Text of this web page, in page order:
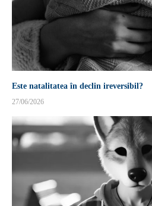
Este natalitatea în declin ireversibil?
27/06/2026